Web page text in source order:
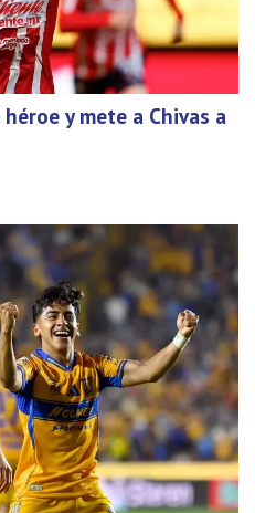
y mete a Chivas a